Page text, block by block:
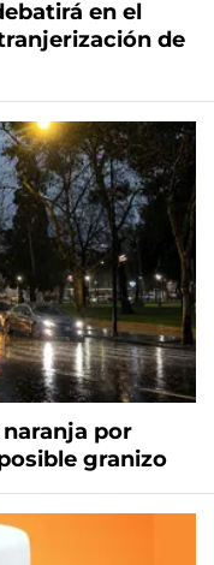
en el
de
por
granizo